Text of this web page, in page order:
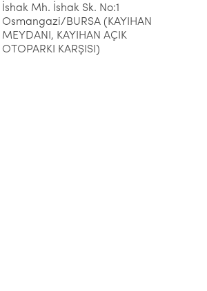
İshak Mh. İshak Sk. No:1
Osmangazi/BURSA (KAYIHAN
MEYDANI, KAYIHAN AÇIK
OTOPARKI KARŞISI)